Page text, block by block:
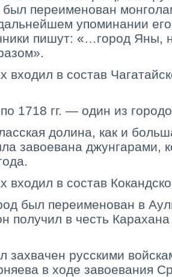
был переименован
упоминании
пишут: «…город Яны,
входил в состав
1718 гг. — один из
долина, как и
завоевана джунгарами,
входил в состав
был переименован в
получил в честь
захвачен русскими
в ходе завоевания